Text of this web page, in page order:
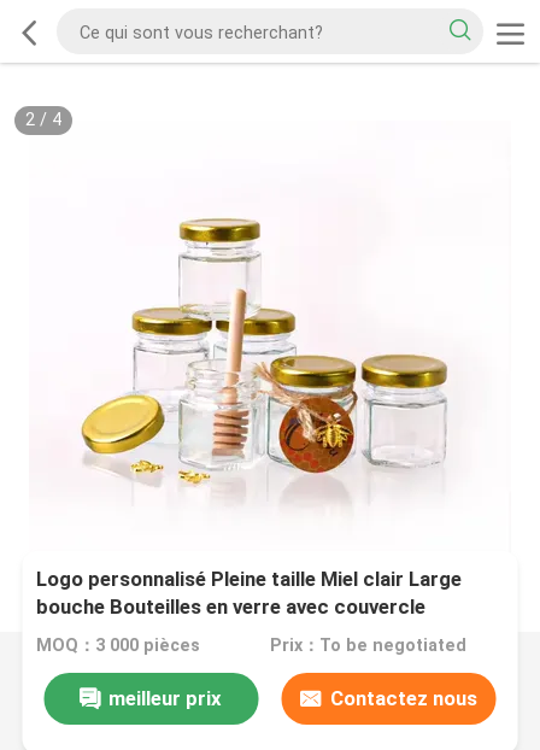
2/ 4
Logo personnalisé Pleine taille Miel clair Large
bouche Bouteilles en verre avec couvercle
MOQ：3 000 pièces Prix：To be negotiated
meilleur prix Contactez nous